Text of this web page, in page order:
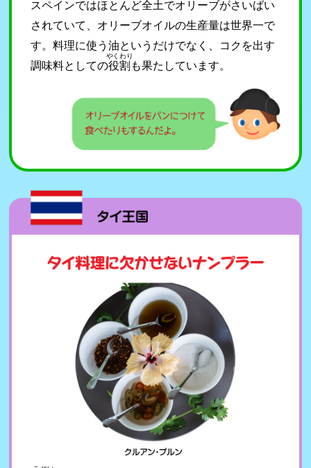
スペインではほとんど全土でオリーブがさいばい
されていて、オリーブオイルの生産量は世界一で
す。料理に使う油というだけでなく、コクを出す
調味料としての役割
やくわり
も果たしています。